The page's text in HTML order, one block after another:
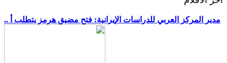
.. مدير المركز العربي للدراسات الإيرانية: فتح مضيق هرمز يتطلب أ